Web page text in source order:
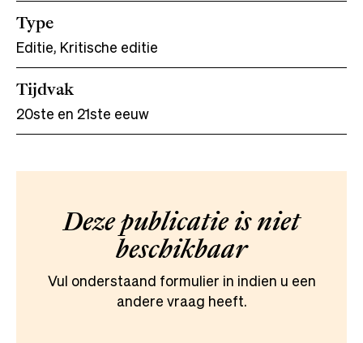
Type
Editie, Kritische editie
Tijdvak
20ste en 21ste eeuw
Deze publicatie is niet
beschikbaar
Vul onderstaand formulier in indien u een
andere vraag heeft.